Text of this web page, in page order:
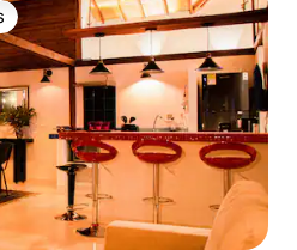
dos hóspedes